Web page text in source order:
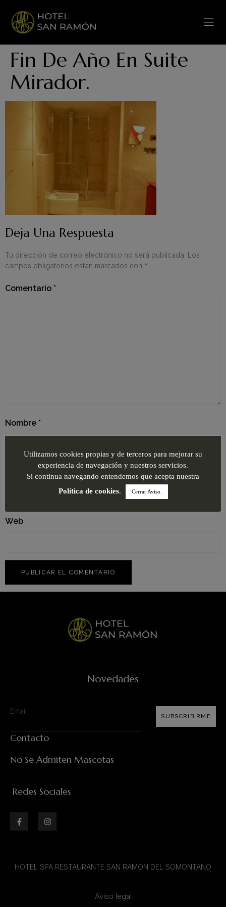
Fin De Año En Suite
Mirador.
Deja Una Respuesta
Tu dirección de correo electrónico no será publicada. Los
campos obligatorios están marcados con *
Comentario *
Nombre *
Correo electrónico
Web
Novedades
SUBSCRIBIRME
Contacto
No Se Admiten Mascotas
Redes Sociales
HOTEL SPA RESTAURANTE SAN RAMON DEL SOMONTANO
Aviso legal
Utilizamos cookies propias y de terceros para mejorar su
experiencia de navegación y nuestros servicios.
Si continua navegando entendemos que acepta nuestra
Política de cookies. Cerrar Aviso.